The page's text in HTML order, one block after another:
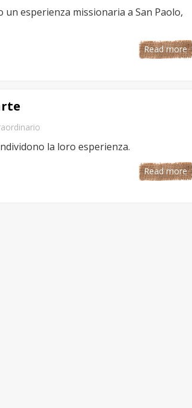
esperienza missionaria a San Paolo,
Read more
la loro esperienza.
Read more